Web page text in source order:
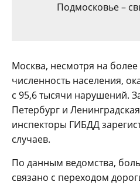
Подмосковье –
Москва, несмотря на
численность населения,
с 95,6 тысячи нарушений.
Петербург и
инспекторы ГИБДД
случаев.
По данным ведомства,
связано с переходом